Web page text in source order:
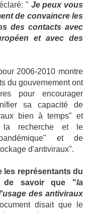
" Je peux vous
de convaincre les
des contacts avec
et avec des
2006-2010 montre
du gouvernement ont
pour encourager
sa capacité de
bien à temps" et
la recherche et le
et de
d'antiviraux".
les représentants du
de savoir que "la
des antiviraux
disait que le